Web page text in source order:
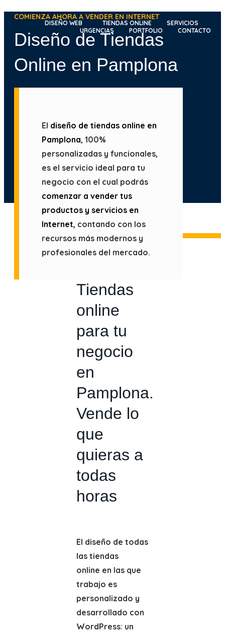
contenido
DISEÑO WEB TIENDAS ONLINE
SERVICIOS
URGENCIAS
PORTFOLIO CONTACTO
COMIENZA AHORA A VENDER EN INTERNET
Diseño de Tiendas
Online en Pamplona
El diseño de tiendas online en
Pamplona, 100%
personalizadas y funcionales,
es el servicio ideal para tu
negocio con el cual podrás
comenzar a vender tus
productos y servicios en
Internet, contando con los
recursos más modernos y
profesionales del mercado.
Tiendas
online
para tu
negocio
en
Pamplona.
Vende lo
que
quieras a
todas
horas
El diseño de todas
las tiendas
online en las que
trabajo es
personalizado y
desarrollado con
WordPress: un